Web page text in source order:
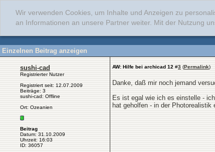
Wir verwenden Cookies, um Inhalte und Anzeigen zu
an Informationen an unsere Partner weiter. Mit der Nutzung
Einzelnen Beitrag anzeigen
sushi-cad
Registrierter Nutzer
Registriert seit: 12.07.2009
Beiträge: 3
sushi-cad: Offline
Ort: Ozeanien
Beitrag
Datum: 31.10.2009
Uhrzeit: 16:03
ID: 36057
AW: Hilfe bei archicad 12 #3 (Permalink)
Danke, daß mir noch jemand
Es ist egal wie ich es einstelle -
hat geholfen - in der